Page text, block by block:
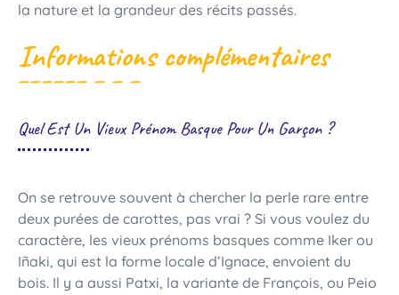
la nature et la grandeur des récits passés.
Informations complémentaires
Quel Est Un Vieux Prénom Basque Pour Un Garçon ?
On se retrouve souvent à chercher la perle rare entre
deux purées de carottes, pas vrai ? Si vous voulez du
caractère, les vieux prénoms basques comme Iker ou
Iñaki, qui est la forme locale d’Ignace, envoient du
bois. Il y a aussi Patxi, la variante de François, ou Peio